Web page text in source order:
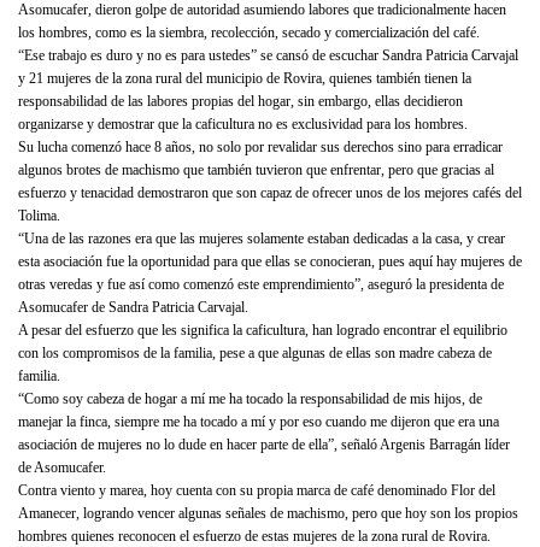
Asomucafer, dieron golpe de autoridad asumiendo labores que tradicionalmente hacen
los hombres, como es la siembra, recolección, secado y comercialización del café.
“Ese trabajo es duro y no es para ustedes” se cansó de escuchar Sandra Patricia Carvajal
y 21 mujeres de la zona rural del municipio de Rovira, quienes también tienen la
responsabilidad de las labores propias del hogar, sin embargo, ellas decidieron
organizarse y demostrar que la caficultura no es exclusividad para los hombres.
Su lucha comenzó hace 8 años, no solo por revalidar sus derechos sino para erradicar
algunos brotes de machismo que también tuvieron que enfrentar, pero que gracias al
esfuerzo y tenacidad demostraron que son capaz de ofrecer unos de los mejores cafés del
Tolima.
“Una de las razones era que las mujeres solamente estaban dedicadas a la casa, y crear
esta asociación fue la oportunidad para que ellas se conocieran, pues aquí hay mujeres de
otras veredas y fue así como comenzó este emprendimiento”, aseguró la presidenta de
Asomucafer de Sandra Patricia Carvajal.
A pesar del esfuerzo que les significa la caficultura, han logrado encontrar el equilibrio
con los compromisos de la familia, pese a que algunas de ellas son madre cabeza de
familia.
“Como soy cabeza de hogar a mí me ha tocado la responsabilidad de mis hijos, de
manejar la finca, siempre me ha tocado a mí y por eso cuando me dijeron que era una
asociación de mujeres no lo dude en hacer parte de ella”, señaló Argenis Barragán líder
de Asomucafer.
Contra viento y marea, hoy cuenta con su propia marca de café denominado Flor del
Amanecer, logrando vencer algunas señales de machismo, pero que hoy son los propios
hombres quienes reconocen el esfuerzo de estas mujeres de la zona rural de Rovira.